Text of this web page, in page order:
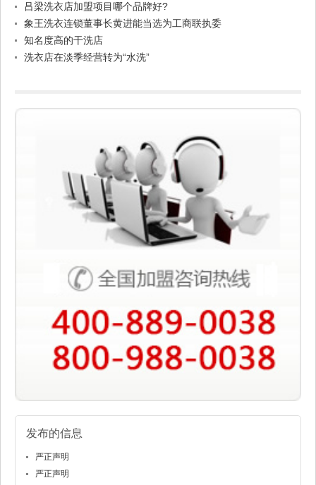
吕梁洗衣店加盟项目哪个品牌好?
象王洗衣连锁董事长黄进能当选为工商联执委
知名度高的干洗店
洗衣店在淡季经营转为“水洗”
发布的信息
严正声明
严正声明